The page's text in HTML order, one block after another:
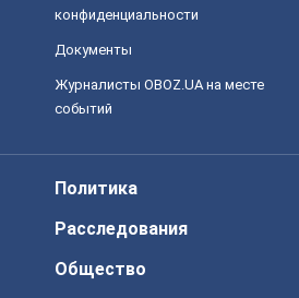
конфиденциальности
Документы
Журналисты OBOZ.UA на месте
событий
Политика
Расследования
Общество